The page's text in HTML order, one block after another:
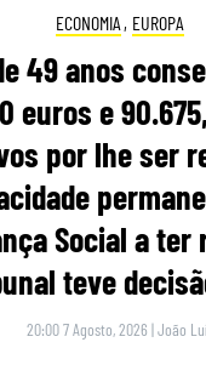
ECONOMIA , EUROPA
49 anos
euros e
por lhe ser
Social a ter
teve
20:00 7 Agosto, 2026 |João